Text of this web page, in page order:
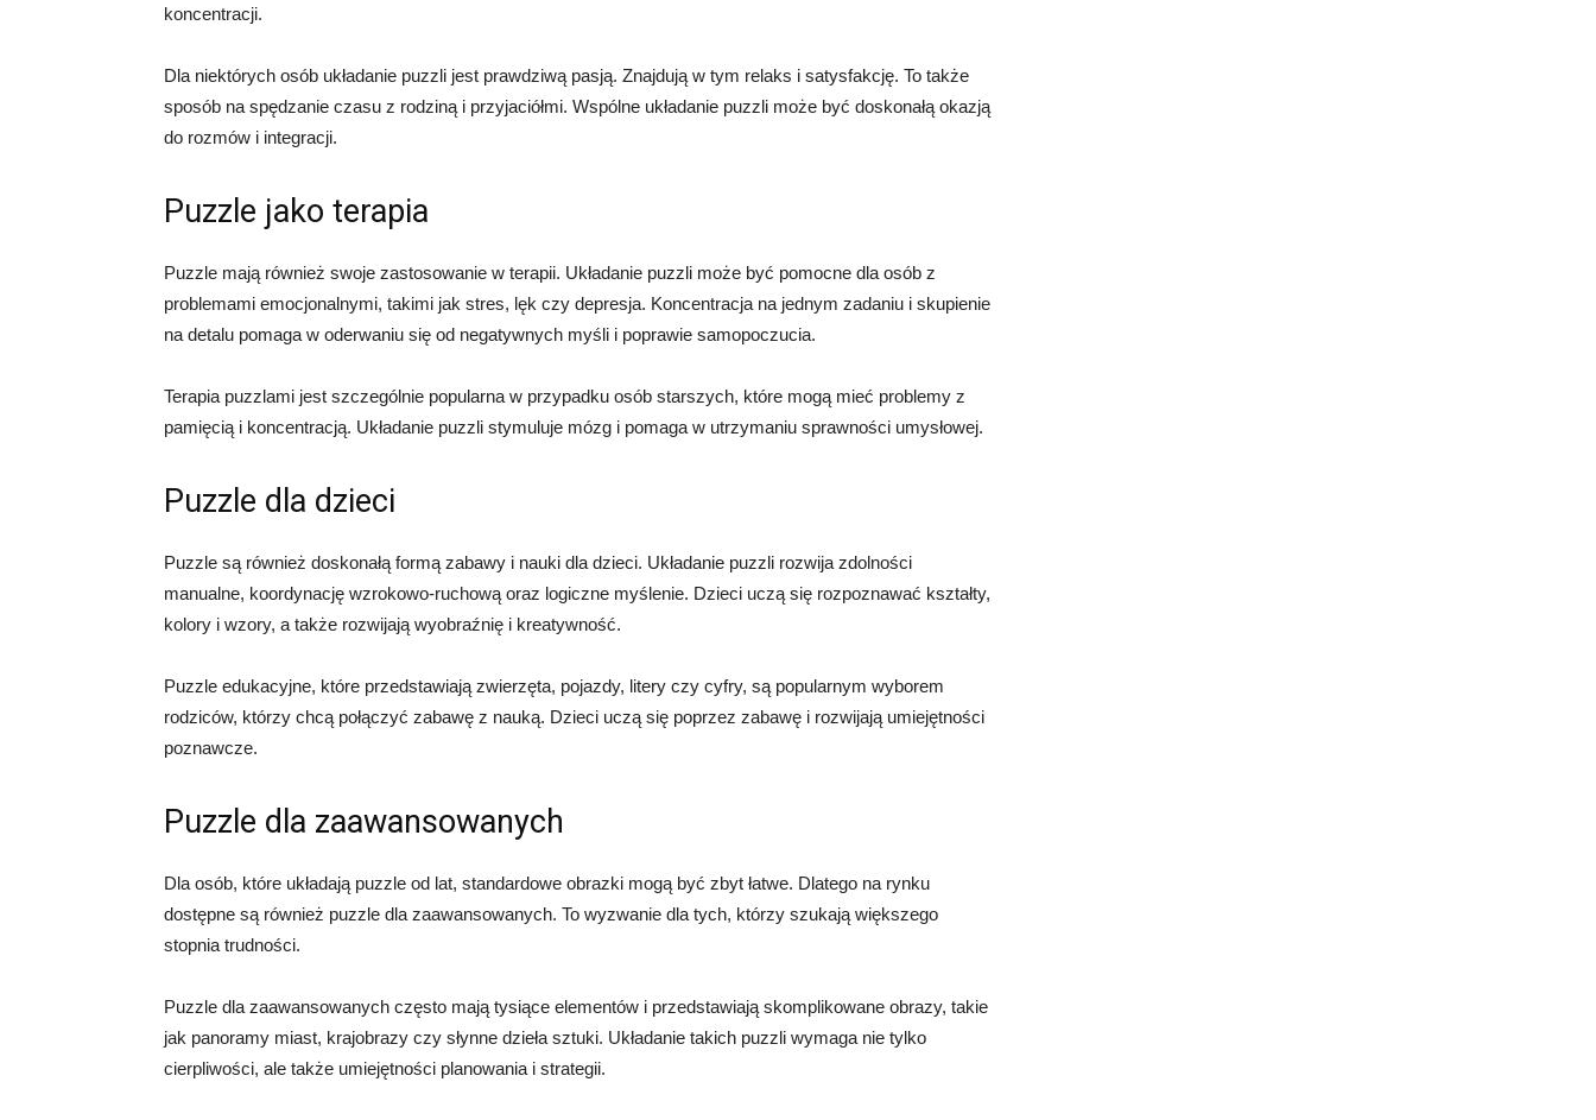
koncentracji.
Dla niektórych osób układanie puzzli jest prawdziwą pasją. Znajdują w tym relaks i satysfakcję. To także
sposób na spędzanie czasu z rodziną i przyjaciółmi. Wspólne układanie puzzli może być doskonałą okazją
do rozmów i integracji.
Puzzle jako terapia
Puzzle mają również swoje zastosowanie w terapii. Układanie puzzli może być pomocne dla osób z
problemami emocjonalnymi, takimi jak stres, lęk czy depresja. Koncentracja na jednym zadaniu i skupienie
na detalu pomaga w oderwaniu się od negatywnych myśli i poprawie samopoczucia.
Terapia puzzlami jest szczególnie popularna w przypadku osób starszych, które mogą mieć problemy z
pamięcią i koncentracją. Układanie puzzli stymuluje mózg i pomaga w utrzymaniu sprawności umysłowej.
Puzzle dla dzieci
Puzzle są również doskonałą formą zabawy i nauki dla dzieci. Układanie puzzli rozwija zdolności
manualne, koordynację wzrokowo-ruchową oraz logiczne myślenie. Dzieci uczą się rozpoznawać kształty,
kolory i wzory, a także rozwijają wyobraźnię i kreatywność.
Puzzle edukacyjne, które przedstawiają zwierzęta, pojazdy, litery czy cyfry, są popularnym wyborem
rodziców, którzy chcą połączyć zabawę z nauką. Dzieci uczą się poprzez zabawę i rozwijają umiejętności
poznawcze.
Puzzle dla zaawansowanych
Dla osób, które układają puzzle od lat, standardowe obrazki mogą być zbyt łatwe. Dlatego na rynku
dostępne są również puzzle dla zaawansowanych. To wyzwanie dla tych, którzy szukają większego
stopnia trudności.
Puzzle dla zaawansowanych często mają tysiące elementów i przedstawiają skomplikowane obrazy, takie
jak panoramy miast, krajobrazy czy słynne dzieła sztuki. Układanie takich puzzli wymaga nie tylko
cierpliwości, ale także umiejętności planowania i strategii.